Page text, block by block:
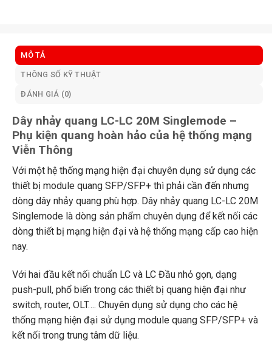
MÔ TẢ
THÔNG SỐ KỸ THUẬT
ĐÁNH GIÁ (0)
Dây nhảy quang LC-LC 20M Singlemode –
Phụ kiện quang hoàn hảo của hệ thống mạng
Viễn Thông
Với một hệ thống mạng hiện đại chuyên dụng sử dụng các
thiết bị module quang SFP/SFP+ thì phải cần đến nhưng
dòng dây nhảy quang phù hợp. Dây nhảy quang LC-LC 20M
Singlemode là dòng sản phẩm chuyên dụng để kết nối các
dòng thiết bị mạng hiện đại và hệ thống mạng cấp cao hiện
nay.
Với hai đầu kết nối chuẩn LC và LC Đầu nhỏ gọn, dạng
push-pull, phổ biến trong các thiết bị quang hiện đại như
switch, router, OLT…. Chuyên dụng sử dụng cho các hệ
thống mạng hiện đại sử dụng module quang SFP/SFP+ và
kết nối trong trung tâm dữ liệu.